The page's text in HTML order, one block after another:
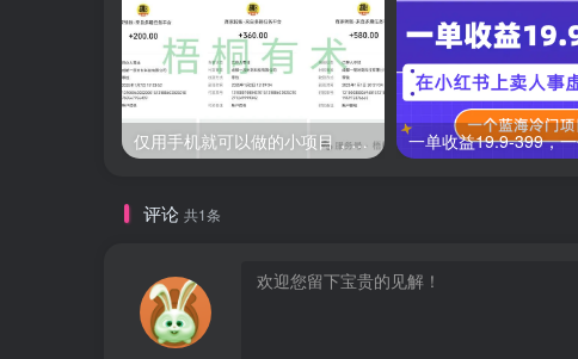
仅用手机就可以做的小项目，当天就能见钱，每天100-300
评论 共1条